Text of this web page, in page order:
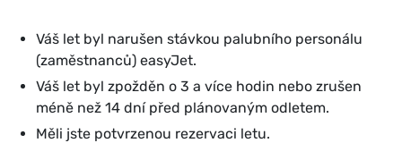
Váš let byl narušen stávkou palubního personálu
(zaměstnanců) easyJet.
Váš let byl zpožděn o 3 a více hodin nebo zrušen
méně než 14 dní před plánovaným odletem.
Měli jste potvrzenou rezervaci letu.